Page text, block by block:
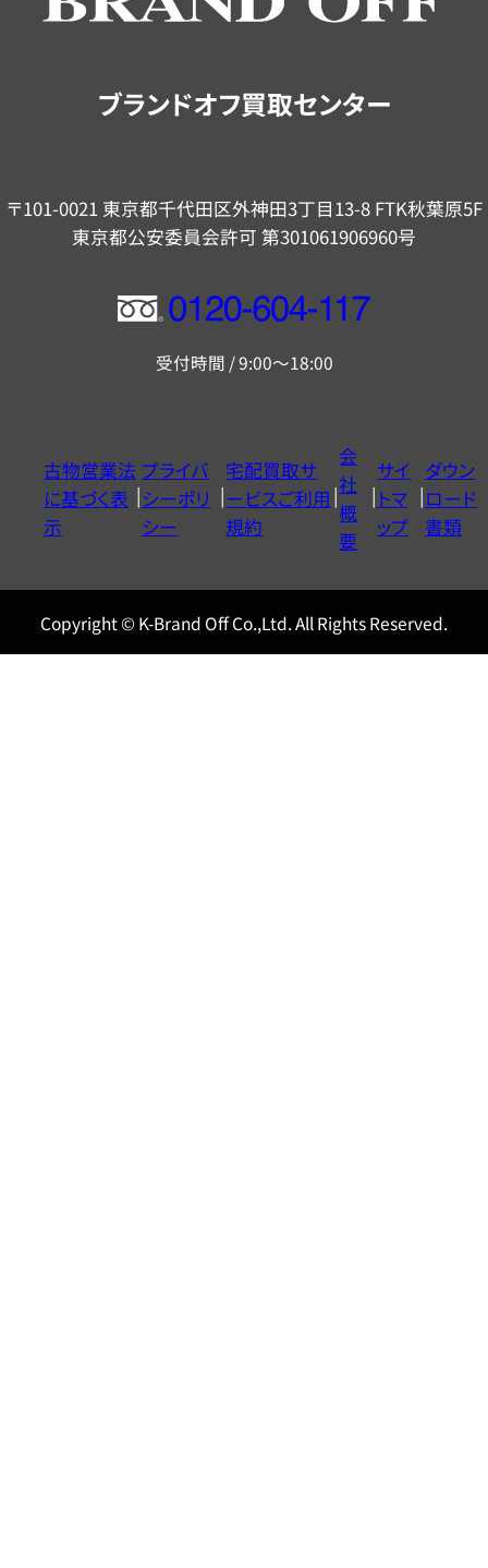
ブランドオフ買取センター
〒101-0021 東京都千代田区外神田3丁目13-8 FTK秋葉原5F
東京都公安委員会許可 第301061906960号
フ
ー
ヤ
ル
0120604117
受付時間 / 9:00～18:00
古物営業法
に基づく表
示
プライバ
シーポリ
シー
宅配買取サ
ービスご利用
規約
会
社
概
要
サイ
トマ
ップ
ダウン
ロード
書類
Copyright © K-Brand Off Co.,Ltd. All Rights Reserved.